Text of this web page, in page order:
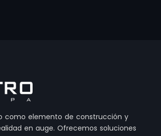
como elemento de construcción y
en auge. Ofrecemos soluciones